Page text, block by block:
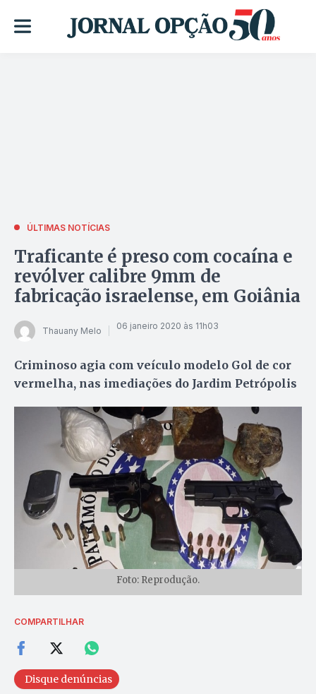
ÚLTIMAS NOTÍCIAS
Traficante é preso com cocaína e
revólver calibre 9mm de
fabricação israelense, em Goiânia
Thauany Melo 06 janeiro 2020 às 11h03
Criminoso agia com veículo modelo Gol de cor
vermelha, nas imediações do Jardim Petrópolis
Foto: Reprodução.
COMPARTILHAR
Disque denúncias